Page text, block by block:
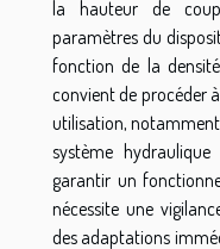
la hauteur de
paramètres du
fonction de la
convient de procéder
utilisation, notamment
système
garantir un
nécessite une
des adaptations